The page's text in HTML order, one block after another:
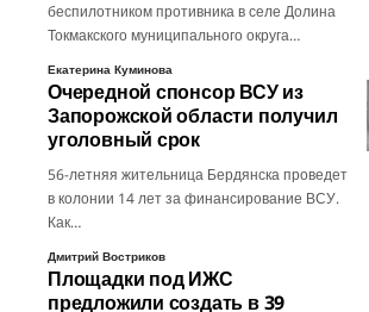
беспилотником противника в селе Долина
Токмакского муниципального округа…
Екатерина Куминова
Очередной спонсор ВСУ из
Запорожской области получил
уголовный срок
56-летняя жительница Бердянска проведет
в колонии 14 лет за финансирование ВСУ.
Как…
Дмитрий Востриков
Площадки под ИЖС
предложили создать в 39